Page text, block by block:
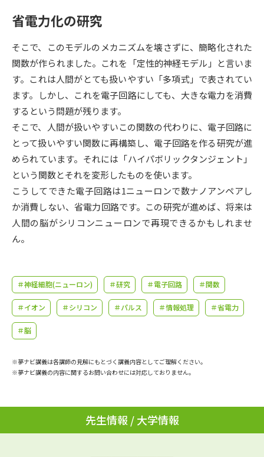
志望校・出願校を調べる
併願校選び 受験スケジュールを立てよう
先輩が入学を決めた理由
新生活お役立ちガイド
学問発見 学問検索
大学で学びたい学問発見
学問の教科書 夢ナビライブ
Ｑ＆Ａ よくあるご質問 大学進学IDについて
お支払いサイト
省電力化の研究
そこで、このモデルのメカニズムを壊さずに、簡略化された
関数が作られました。これを「定性的神経モデル」と言いま
す。これは人間がとても扱いやすい「多項式」で表されてい
ます。しかし、これを電子回路にしても、大きな電力を消費
するという問題が残ります。
そこで、人間が扱いやすいこの関数の代わりに、電子回路に
とって扱いやすい関数に再構築し、電子回路を作る研究が進
められています。それには「ハイパボリックタンジェント」
という関数とそれを変形したものを使います。
こうしてできた電子回路は1ニューロンで数ナノアンペアし
か消費しない、省電力回路です。この研究が進めば、将来は
人間の脳がシリコンニューロンで再現できるかもしれませ
ん。
＃神経細胞(ニューロン) ＃研究 ＃電子回路 ＃関数
＃イオン ＃シリコン ＃パルス ＃情報処理 ＃省電力
＃脳
※夢ナビ講義は各講師の見解にもとづく講義内容としてご理解ください。
※夢ナビ講義の内容に関するお問い合わせには対応しておりません。
先生情報 / 大学情報